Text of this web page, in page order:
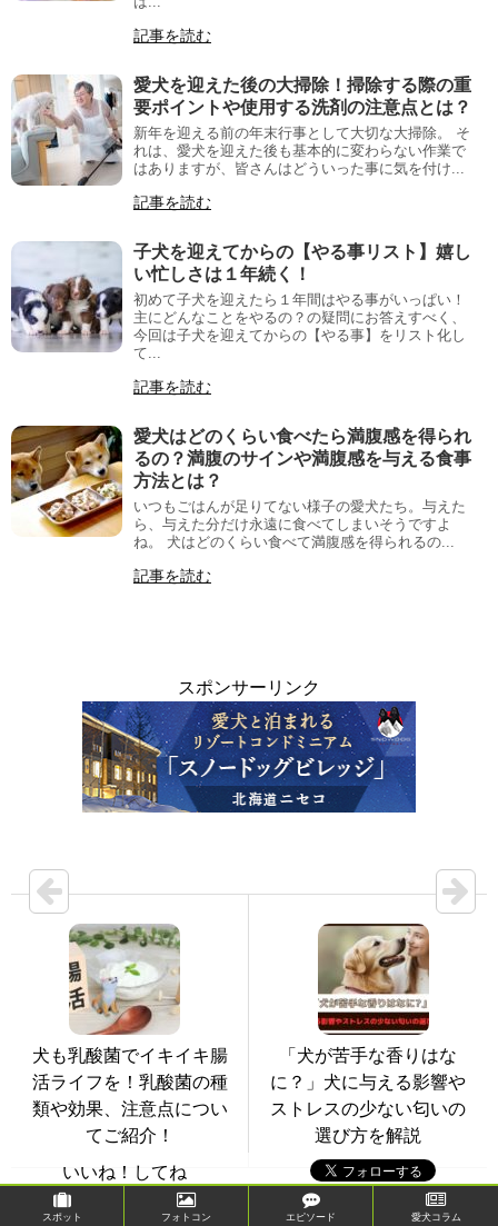
いいね！してね
記事を読む
愛犬を迎えた後の大掃除！掃除する際の重
要ポイントや使用する洗剤の注意点とは？
新年を迎える前の年末行事として大切な大掃除。 そ
れは、愛犬を迎えた後も基本的に変わらない作業で
はありますが、皆さんはどういった事に気を付け...
記事を読む
子犬を迎えてからの【やる事リスト】嬉し
い忙しさは１年続く！
初めて子犬を迎えたら１年間はやる事がいっぱい！
主にどんなことをやるの？の疑問にお答えすべく、
今回は子犬を迎えてからの【やる事】をリスト化し
て...
記事を読む
愛犬はどのくらい食べたら満腹感を得られ
るの？満腹のサインや満腹感を与える食事
方法とは？
いつもごはんが足りてない様子の愛犬たち。与えた
ら、与えた分だけ永遠に食べてしまいそうですよ
ね。 犬はどのくらい食べて満腹感を得られるの...
記事を読む
スポンサーリンク
犬も乳酸菌でイキイキ腸
活ライフを！乳酸菌の種
類や効果、注意点につい
てご紹介！
「犬が苦手な香りはな
に？」犬に与える影響や
ストレスの少ない匂いの
選び方を解説
スポット フォトコン エピソード 愛犬コラム